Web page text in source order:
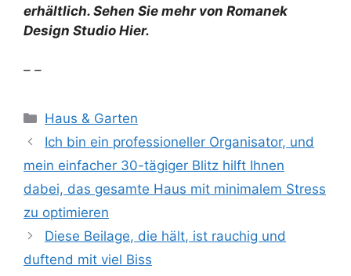
erhältlich. Sehen Sie mehr von Romanek
Design Studio Hier.
– –
Kategorien
Haus & Garten
Ich bin ein professioneller Organisator, und
mein einfacher 30-tägiger Blitz hilft Ihnen
dabei, das gesamte Haus mit minimalem Stress
zu optimieren
Diese Beilage, die hält, ist rauchig und
duftend mit viel Biss